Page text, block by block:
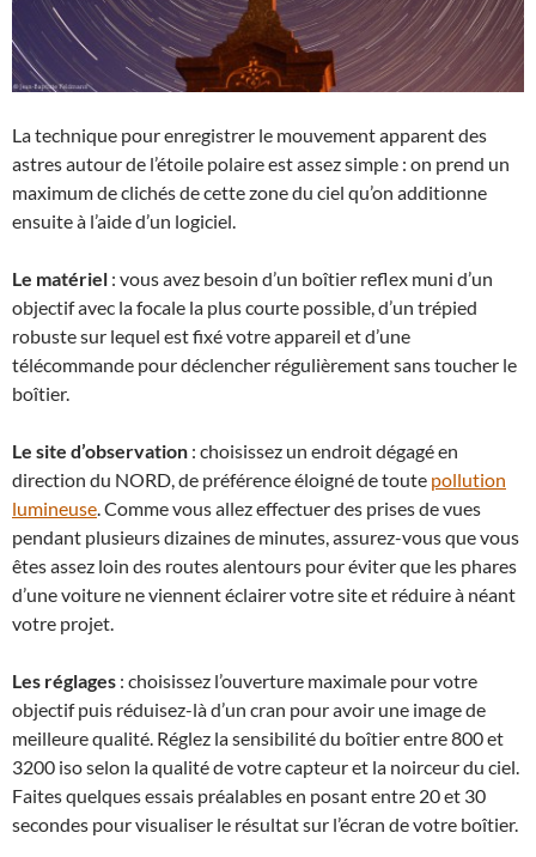
La technique pour enregistrer le mouvement apparent des
astres autour de l’étoile polaire est assez simple : on prend un
maximum de clichés de cette zone du ciel qu’on additionne
ensuite à l’aide d’un logiciel.
Le matériel : vous avez besoin d’un boîtier reflex muni d’un
objectif avec la focale la plus courte possible, d’un trépied
robuste sur lequel est fixé votre appareil et d’une
télécommande pour déclencher régulièrement sans toucher le
boîtier.
Le site d’observation : choisissez un endroit dégagé en
direction du NORD, de préférence éloigné de toute pollution
lumineuse. Comme vous allez effectuer des prises de vues
pendant plusieurs dizaines de minutes, assurez-vous que vous
êtes assez loin des routes alentours pour éviter que les phares
d’une voiture ne viennent éclairer votre site et réduire à néant
votre projet.
Les réglages : choisissez l’ouverture maximale pour votre
objectif puis réduisez-là d’un cran pour avoir une image de
meilleure qualité. Réglez la sensibilité du boîtier entre 800 et
3200 iso selon la qualité de votre capteur et la noirceur du ciel.
Faites quelques essais préalables en posant entre 20 et 30
secondes pour visualiser le résultat sur l’écran de votre boîtier.